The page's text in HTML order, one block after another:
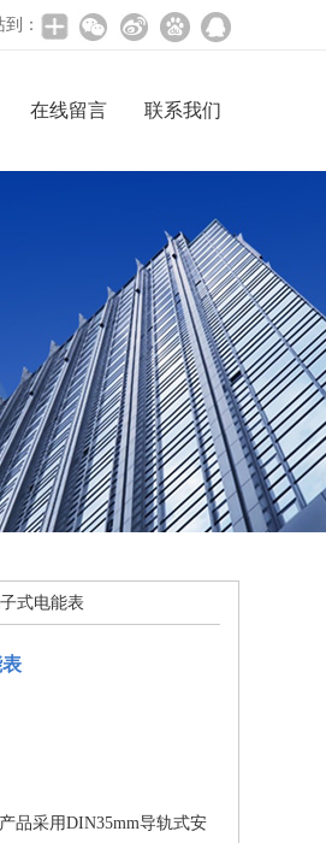
：
在线留言 联系我们
式电能表
品采用DIN35mm导轨式安